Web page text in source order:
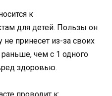
к
для детей. Пользы он
не принесет из-за своих
чем с 1 одного
здоровью.